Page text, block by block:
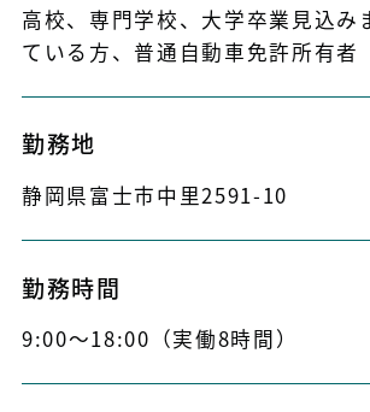
高校、専門学校、大学卒業見込み
ている方、普通自動車免許所有者
勤務地
静岡県富士市中里2591-10
勤務時間
9:00～18:00（実働8時間）